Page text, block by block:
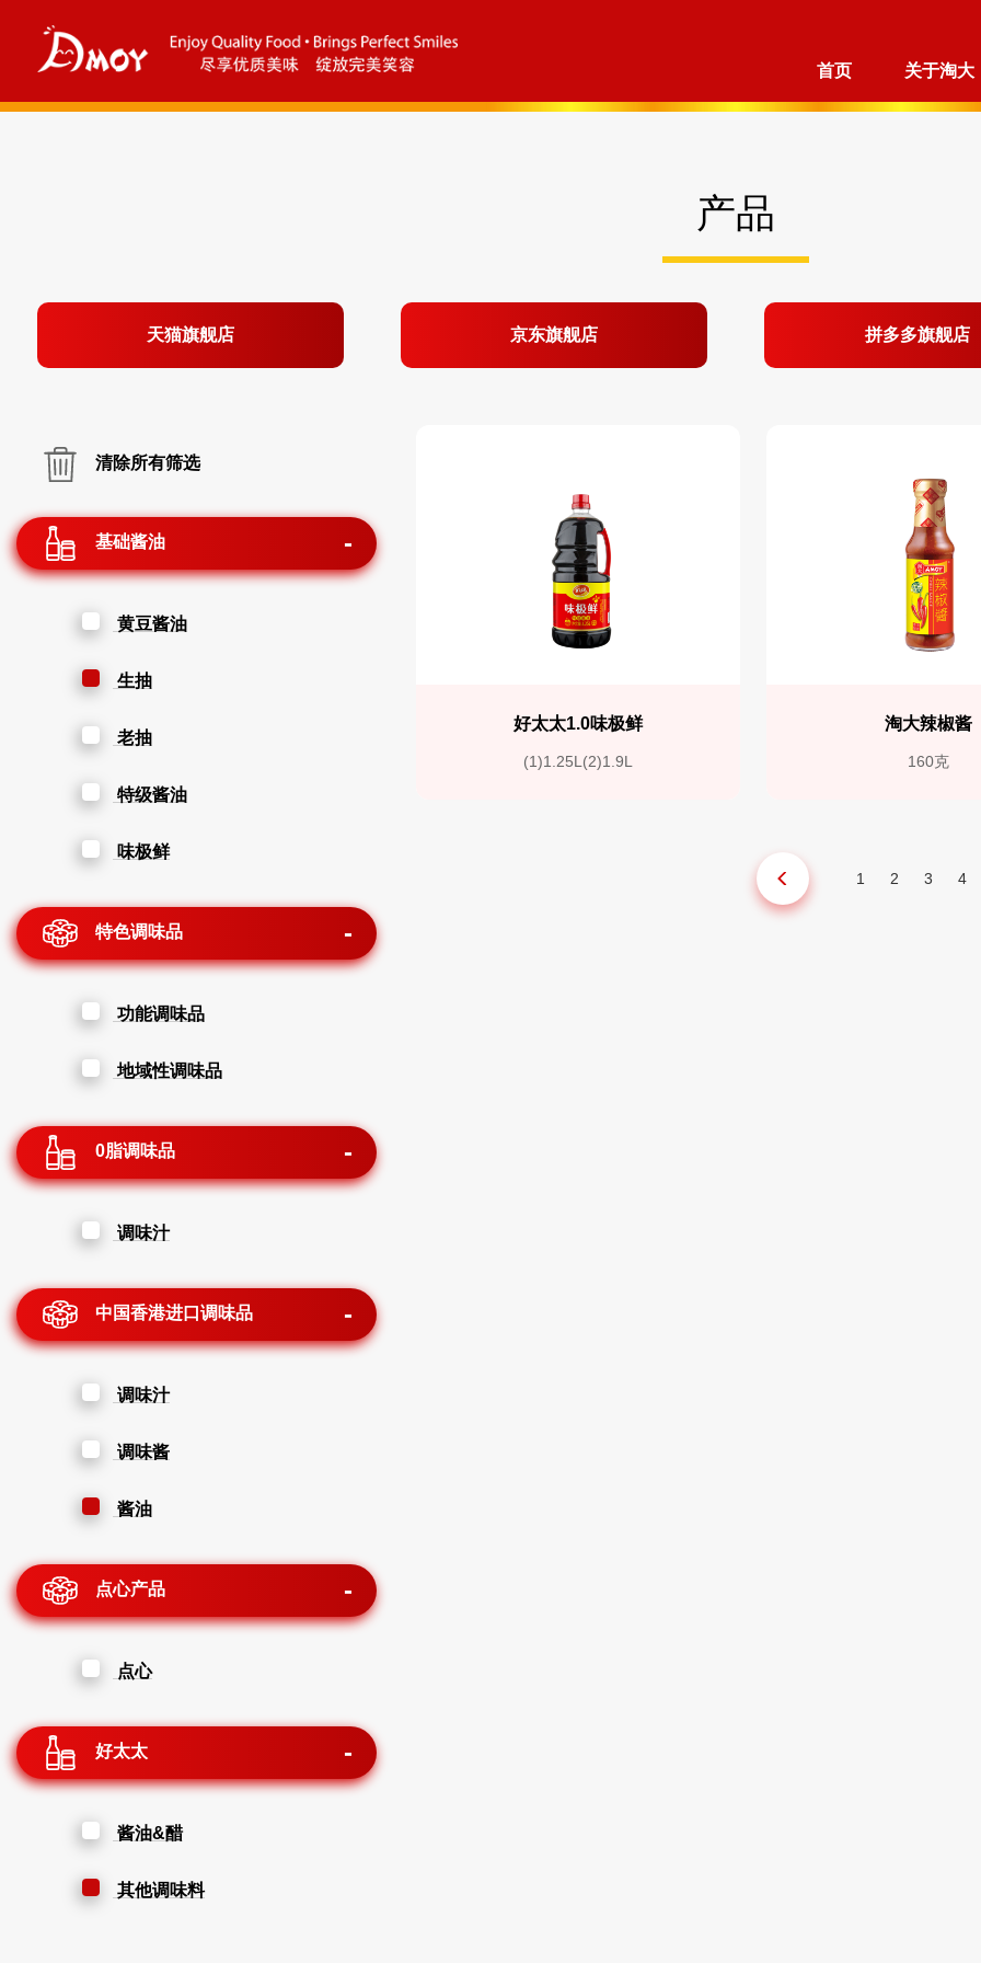
首页 关于淘大
产品
天猫旗舰店 京东旗舰店 拼多多旗舰店
清除所有筛选
基础酱油
黄豆酱油
生抽
老抽
特级酱油
味极鲜
特色调味品
功能调味品
地域性调味品
0脂调味品
调味汁
中国香港进口调味品
调味汁
调味酱
酱油
点心产品
点心
好太太
酱油&醋
其他调味料
好太太1.0味极鲜
(1)1.25L(2)1.9L
淘大辣椒酱
160克
1 2 3 4